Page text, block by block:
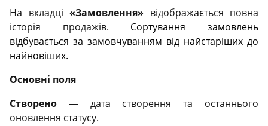
На вкладці «Замовлення» відображається повна
історія продажів. Сортування замовлень
відбувається за замовчуванням від найстаріших до
найновіших.
Основні поля
Створено — дата створення та останнього
оновлення статусу.